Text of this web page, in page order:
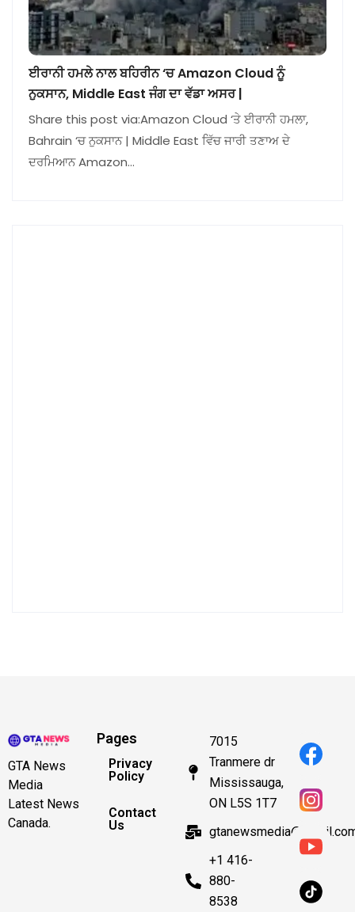
ਈਰਾਨੀ ਹਮਲੇ ਨਾਲ ਬਹਿਰੀਨ ‘ਚ Amazon Cloud ਨੂੰ
ਨੁਕਸਾਨ, Middle East ਜੰਗ ਦਾ ਵੱਡਾ ਅਸਰ |
Share this post via:Amazon Cloud ‘ਤੇ ਈਰਾਨੀ ਹਮਲਾ,
Bahrain ‘ਚ ਨੁਕਸਾਨ | Middle East ਵਿੱਚ ਜਾਰੀ ਤਣਾਅ ਦੇ
ਦਰਮਿਆਨ Amazon…
GTA News
Media
Latest News
Canada.
Pages
Privacy
Policy
Contact
Us
7015
Tranmere dr
Mississauga,
ON L5S 1T7
+1 416-
880-
8538